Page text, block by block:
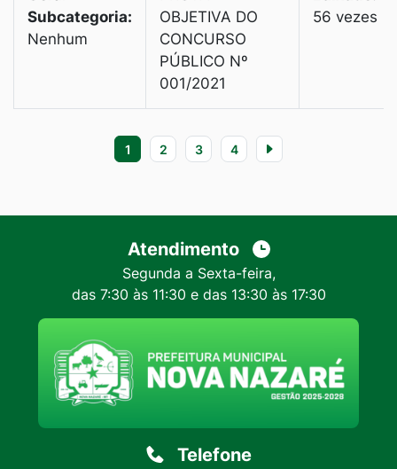
Subcategoria:
Nenhum
OBJETIVA DO
CONCURSO
PÚBLICO Nº
001/2021
56 vezes
1 2 3 4
Atendimento
Segunda a Sexta-feira,
das 7:30 às 11:30 e das 13:30 às 17:30
Telefone